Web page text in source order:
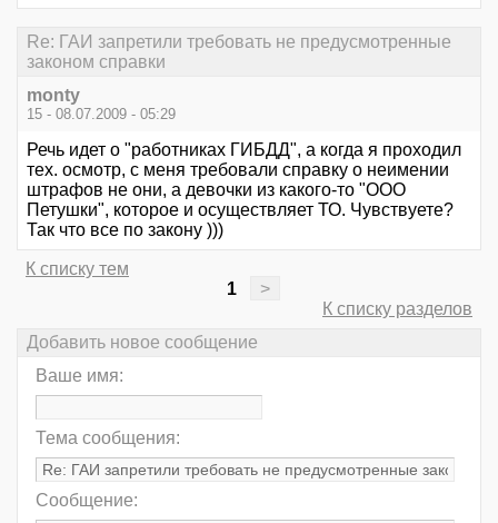
Re: ГАИ запретили требовать не предусмотренные
законом справки
monty
15 - 08.07.2009 - 05:29
Речь идет о "работниках ГИБДД", а когда я проходил
тех. осмотр, с меня требовали справку о неимении
штрафов не они, а девочки из какого-то "ООО
Петушки", которое и осуществляет ТО. Чувствуете?
Так что все по закону )))
К списку тем
1
>
К списку разделов
Добавить новое сообщение
Ваше имя:
Тема сообщения:
Сообщение: